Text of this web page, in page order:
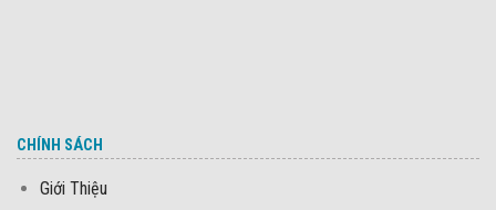
CHÍNH SÁCH
Giới Thiệu